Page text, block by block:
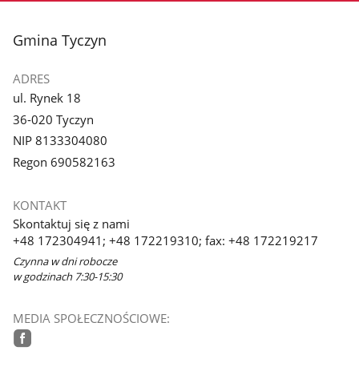
stopka
Gmina Tyczyn
ADRES
ul. Rynek 18
36-020 Tyczyn
NIP 8133304080
Regon 690582163
KONTAKT
Skontaktuj się z nami
+48 172304941; +48 172219310; fax: +48 172219217
Czynna w dni robocze
w godzinach 7:30-15:30
MEDIA SPOŁECZNOŚCIOWE: